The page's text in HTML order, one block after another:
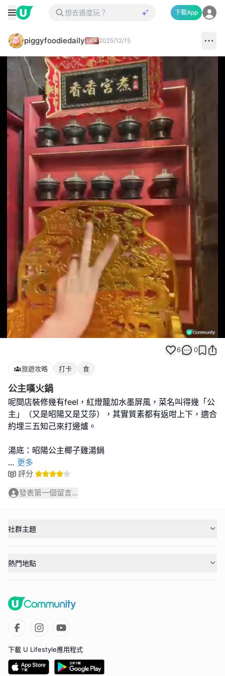
下載App
piggyfoodiedaily 2025/12/15
Loaded:
100.00%
Unmute
6 0
旅遊攻略 打卡 食
公主嘆火鍋
呢間店裝修幾有feel，紅燈籠加水墨屏風，菜名叫得幾「公
主」（又是昭陽又是艾莎），其實質素都有返咁上下，適合
約埋三五知己來打邊爐。
... 更多
評分
發表第一個留言...
社群主題
熱門地點
下載 U Lifestyle應用程式